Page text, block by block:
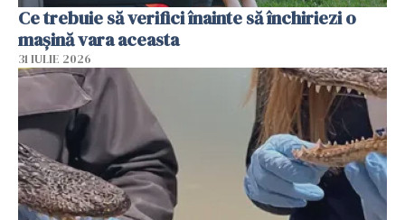
Ce trebuie să verifici înainte să închiriezi o
mașină vara aceasta
31 IULIE 2026